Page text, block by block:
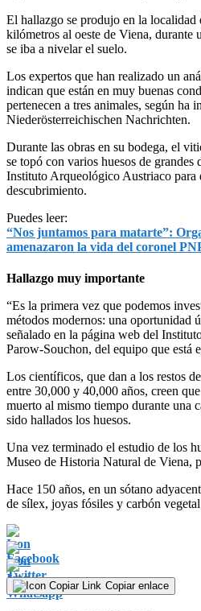
El hallazgo se produjo en la localidad
kilómetros al oeste de Viena, durante
se iba a nivelar el suelo.
Los expertos que han realizado un
indican que están en muy buenas
pertenecen a tres animales, según ha
Niederösterreichischen Nachrichten.
Durante las obras en su bodega, el
se topó con varios huesos de grandes
Instituto Arqueológico Austriaco para
descubrimiento.
Puedes leer:
“Nos juntamos para matarte”:
amenazaron la vida del coronel
Hallazgo muy importante
“Es la primera vez que podemos
métodos modernos: una oportunidad
señalado en la página web del
Parow-Souchon, del equipo que está
Los científicos, que dan a los restos
entre 30,000 y 40,000 años, creen
muerto al mismo tiempo durante una
sido hallados los huesos.
Una vez terminado el estudio de los
Museo de Historia Natural de Viena,
Hace 150 años, en un sótano
de sílex, joyas fósiles y carbón
Copiar enlace